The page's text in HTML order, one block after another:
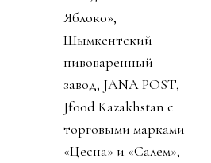
Яблоко»,
Шымкентский
пивоваренный
завод, JANA POST,
Jfood Kazakhstan с
торговыми марками
«Цесна» и «Салем»,